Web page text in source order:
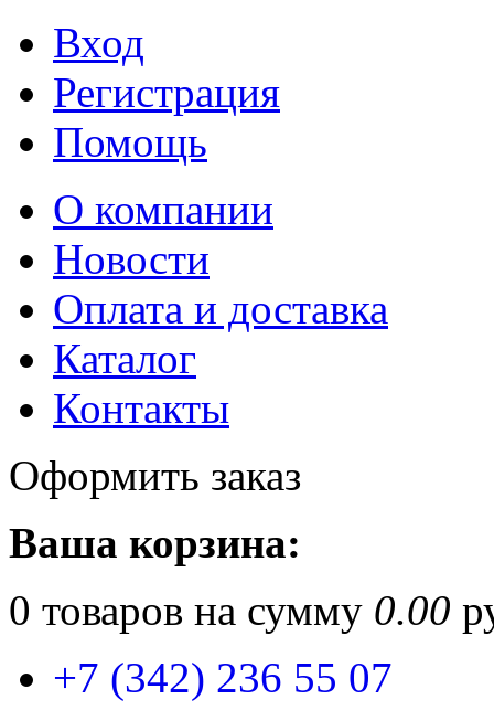
Вход
Регистрация
Помощь
О компании
Новости
Оплата и доставка
Каталог
Контакты
Оформить заказ
Ваша корзина:
0 товаров на сумму 0.00
+7 (342) 236 55 07